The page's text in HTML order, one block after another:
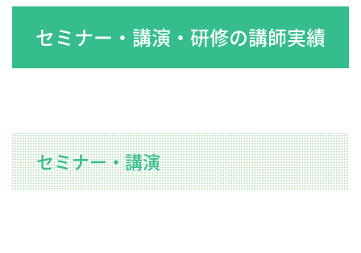
セミナー・講演・研修の講師実績
セミナー・講演